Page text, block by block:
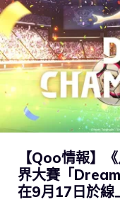
【Qoo情報】
界大賽「
在9月17日於線